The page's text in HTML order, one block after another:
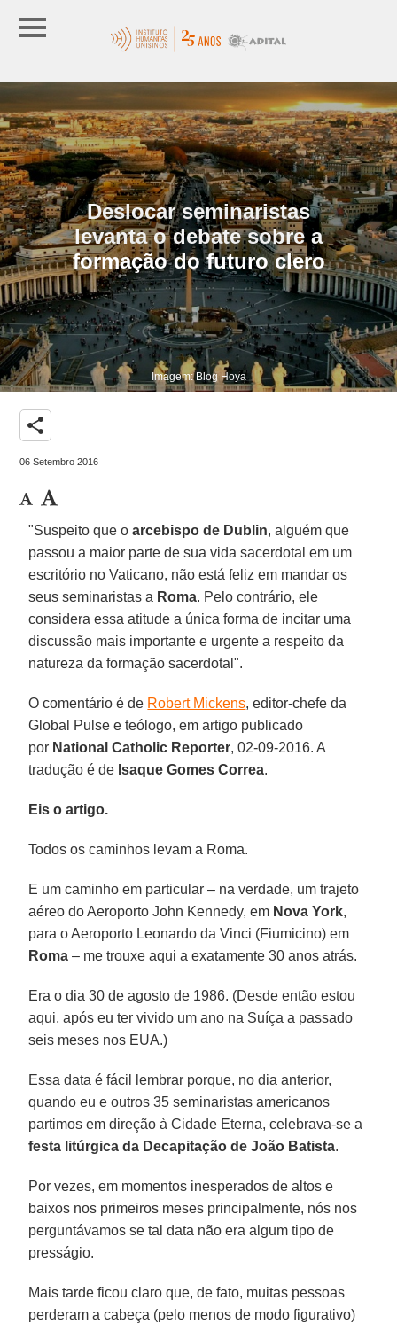
Deslocar seminaristas
levanta o debate sobre a
formação do futuro clero
Imagem: Blog Hoya
share
06 Setembro 2016
"Suspeito que oarcebispo de Dublin, alguém que
passou a maior parte de sua vida sacerdotal em um
escritório no Vaticano, não está feliz em mandar os
seus seminaristas a Roma. Pelo contrário, ele
considera essa atitude a única forma de incitar uma
discussão mais importante e urgente a respeito da
natureza da formação sacerdotal".
O comentário é de Robert Mickens, editor-chefe da
Global Pulse e teólogo, em artigo publicado
por National Catholic Reporter, 02-09-2016. A
tradução é de Isaque Gomes Correa.
Eis o artigo.
Todos os caminhos levam a Roma.
E um caminho em particular – na verdade, um trajeto
aéreo do Aeroporto John Kennedy, em Nova York,
para o Aeroporto Leonardo da Vinci (Fiumicino) em
Roma – me trouxe aqui a exatamente 30 anos atrás.
Era o dia 30 de agosto de 1986. (Desde então estou
aqui, após eu ter vivido um ano na Suíça a passado
seis meses nos EUA.)
Essa data é fácil lembrar porque, no dia anterior,
quando eu e outros 35 seminaristas americanos
partimos em direção à Cidade Eterna, celebrava-se a
festa litúrgica da Decapitação de João Batista.
Por vezes, em momentos inesperados de altos e
baixos nos primeiros meses principalmente, nós nos
perguntávamos se tal data não era algum tipo de
presságio.
Mais tarde ficou claro que, de fato, muitas pessoas
perderam a cabeça (pelo menos de modo figurativo)